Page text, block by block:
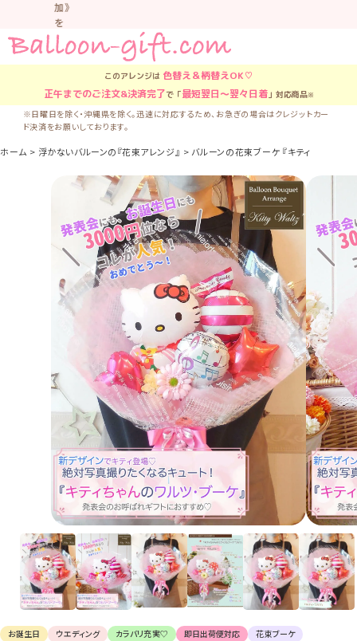
加》
を
お
す
す
し
て
い
す。
置
か
い
け
て
し
く
さ
い。
このアレンジは 色替え＆柄替えOK♡
正午までのご注文&決済完了で「最短翌日〜翌々日着」対応商品※
※日曜日を除く・沖縄県を除く。迅速に対応するため、お急ぎの場合はクレジットカー
ド決済をお願いしております。
ホーム 浮かないバルーンの『花束アレンジ』 バルーンの花束ブーケ 『キティちゃんの
お誕生日 ウエディング カラバリ充実♡ 即日出荷便対応
花束ブーケ